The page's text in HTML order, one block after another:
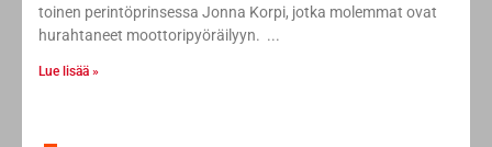
toinen perintöprinsessa Jonna Korpi, jotka molemmat ovat
hurahtaneet moottoripyöräilyyn.
Lue lisää »